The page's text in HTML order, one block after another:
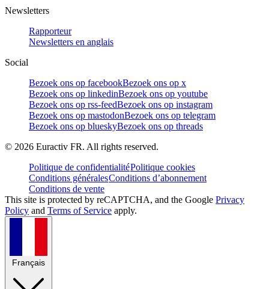
Newsletters
Rapporteur
Newsletters en anglais
Social
Bezoek ons op facebookBezoek ons op x
Bezoek ons op linkedinBezoek ons op youtube
Bezoek ons op rss-feedBezoek ons op instagram
Bezoek ons op mastodonBezoek ons op telegram
Bezoek ons op blueskyBezoek ons op threads
© 2026 Euractiv FR. All rights reserved.
Politique de confidentialitéPolitique cookies
Conditions généralesConditions d’abonnement
Conditions de vente
This site is protected by reCAPTCHA, and the Google Privacy
Policy and Terms of Service apply.
Français